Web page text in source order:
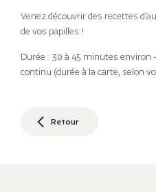
Venez découvrir des recettes
de vos papilles !
Durée : 30 à 45 minutes environ
continu (durée à la carte, selon
Retour